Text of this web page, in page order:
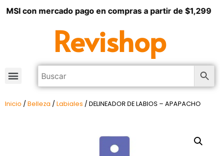
con mercado pago en compras a partir de $1,299
Revishop
Inicio / Belleza / Labiales / DELINEADOR DE LABIOS – APAPACHO